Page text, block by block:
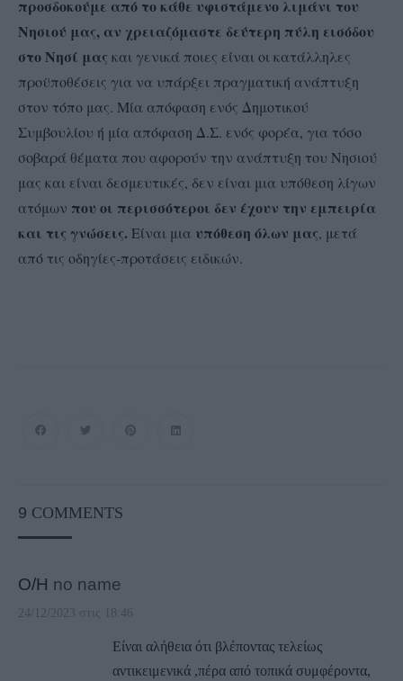
προσδοκούμε από το κάθε υφιστάμενο λιμάνι του
Νησιού μας, αν χρειαζόμαστε δεύτερη πύλη εισόδου
στο Νησί μας και γενικά ποιες είναι οι κατάλληλες
προϋποθέσεις για να υπάρξει πραγματική ανάπτυξη
στον τόπο μας. Μία απόφαση ενός Δημοτικού
Συμβουλίου ή μία απόφαση Δ.Σ. ενός φορέα, για τόσο
σοβαρά θέματα που αφορούν την ανάπτυξη του Νησιού
μας και είναι δεσμευτικές, δεν είναι μια υπόθεση λίγων
ατόμων που οι περισσότεροι δεν έχουν την εμπειρία
και τις γνώσεις. Είναι μια υπόθεση όλων μας, μετά
από τις οδηγίες-προτάσεις ειδικών.
9 COMMENTS
Ο/Η no name
24/12/2023 στις 18:46
Είναι αλήθεια ότι βλέποντας τελείως
αντικειμενικά ,πέρα από τοπικά συμφέροντα,